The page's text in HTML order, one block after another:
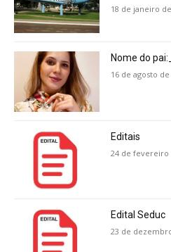
18 de janeiro
Nome do
16 de agosto de
Editais
24 de fevereiro
Edital Seduc
23 de